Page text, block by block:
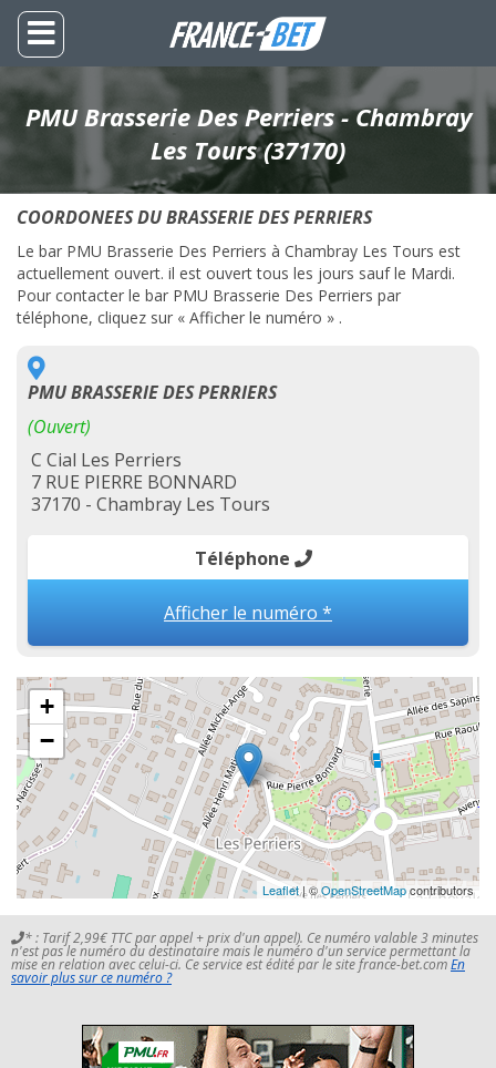
PMU Brasserie Des Perriers - Chambray
Les Tours (37170)
COORDONEES DU BRASSERIE DES PERRIERS
Le bar PMU Brasserie Des Perriers à Chambray Les Tours est
actuellement ouvert. il est ouvert tous les jours sauf le Mardi.
Pour contacter le bar PMU Brasserie Des Perriers par
téléphone, cliquez sur « Afficher le numéro » .
PMU BRASSERIE DES PERRIERS
(Ouvert)
C Cial Les Perriers
7 RUE PIERRE BONNARD
37170 - Chambray Les Tours
Téléphone
Afficher le numéro *
+
−
Leaflet| ©OpenStreetMapcontributors
* : Tarif 2,99€ TTC par appel + prix d'un appel). Ce numéro valable 3 minutes
n'est pas le numéro du destinataire mais le numéro d'un service permettant la
mise en relation avec celui-ci. Ce service est édité par le site france-bet.comEn
savoir plus sur ce numéro ?